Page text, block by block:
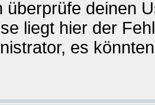
überprüfe deinen
liegt hier der
es